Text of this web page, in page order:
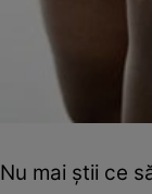
Nu mai ştii ce